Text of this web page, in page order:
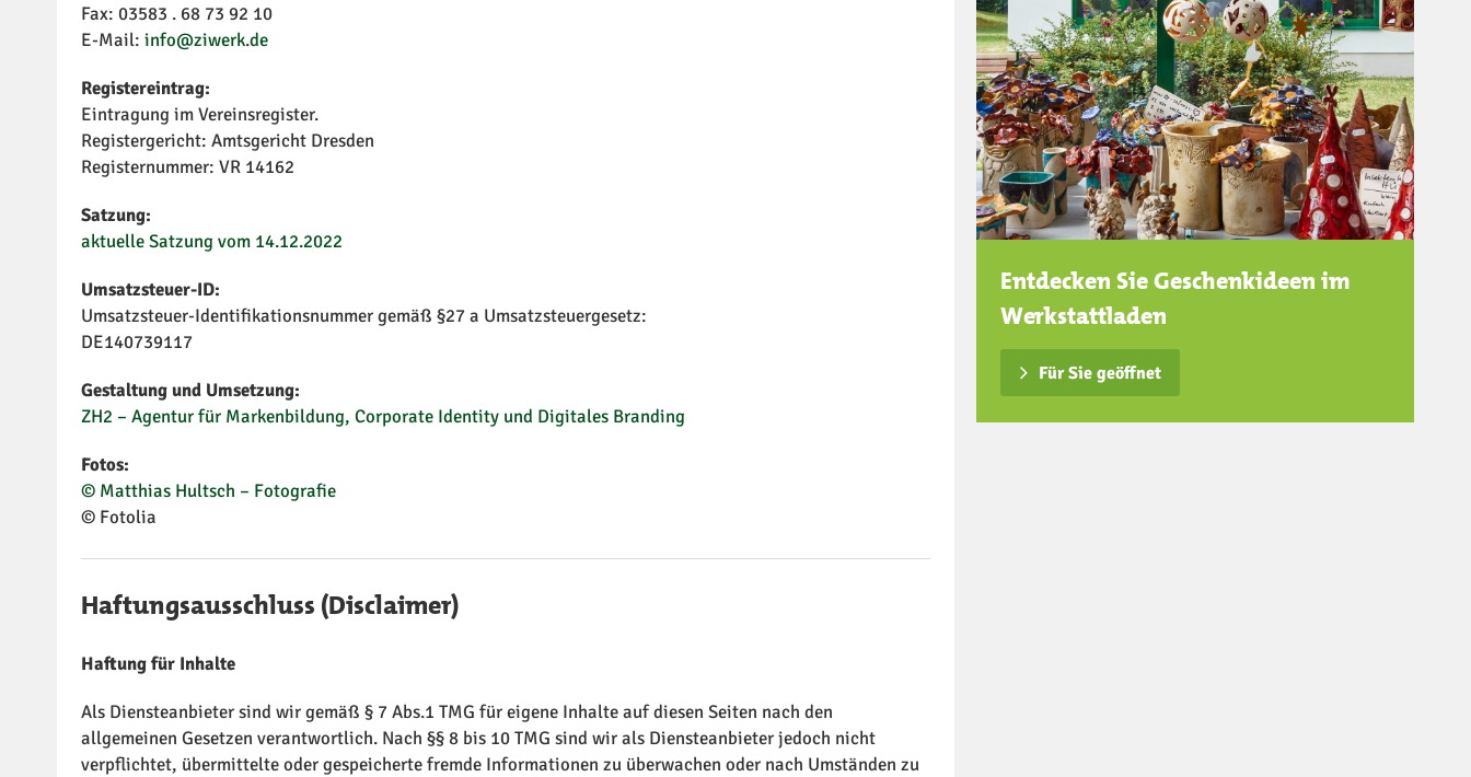
Fax: 03583 . 68 73 92 10
E-Mail: info@ziwerk.de
Registereintrag:
Eintragung im Vereinsregister.
Registergericht: Amtsgericht Dresden
Registernummer: VR 14162
aktuelle Satzung vom 14.12.2022
Umsatzsteuer-ID:
Umsatzsteuer-Identifikationsnummer gemäß §27 a Umsatzsteuergesetz:
DE140739117
Gestaltung und Umsetzung:
ZH2 – Agentur für Markenbildung, Corporate Identity und Digitales Branding
Fotos:
© Matthias Hultsch – Fotografie
© Fotolia
Haftungsausschluss (Disclaimer)
Haftung für Inhalte
Als Diensteanbieter sind wir gemäß § 7 Abs.1 TMG für eigene Inhalte auf diesen Seiten nach den
allgemeinen Gesetzen verantwortlich. Nach §§ 8 bis 10 TMG sind wir als Diensteanbieter jedoch nicht
verpflichtet, übermittelte oder gespeicherte fremde Informationen zu überwachen oder nach Umständen zu
Entdecken Sie Geschenkideen im
Werkstattladen
Für Sie geöffnet